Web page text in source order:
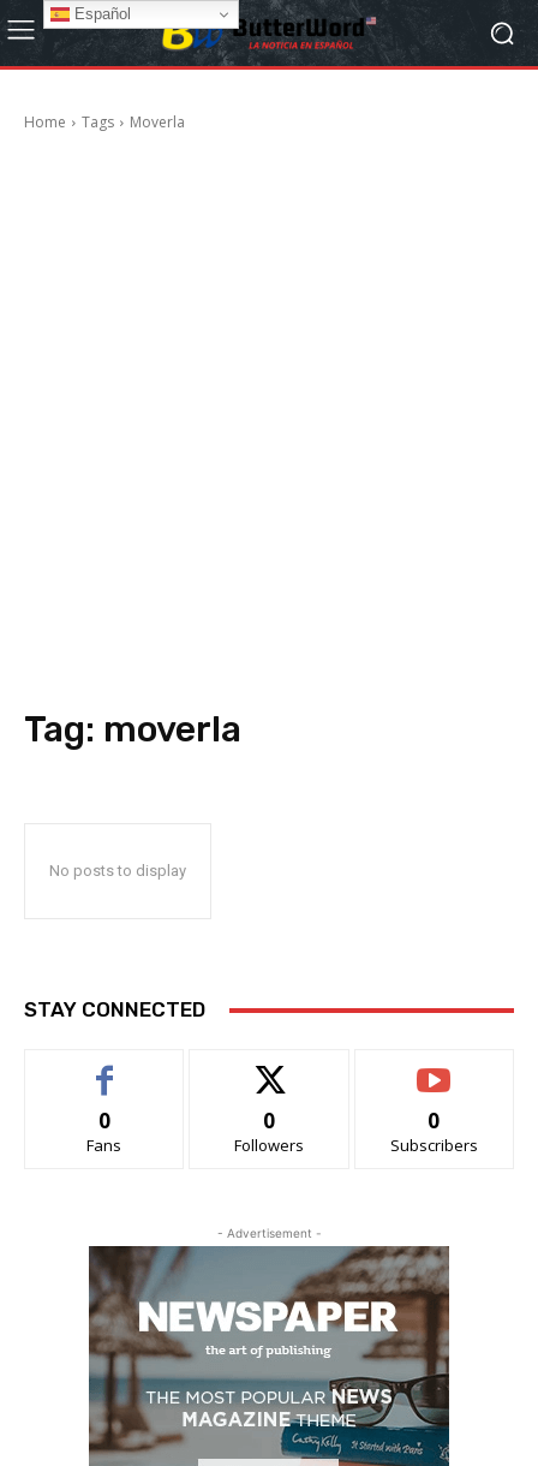
Home Tags Moverla
Tag: moverla
No posts to display
STAY CONNECTED
0
Fans
0
Followers
0
Subscribers
- Advertisement -
Español